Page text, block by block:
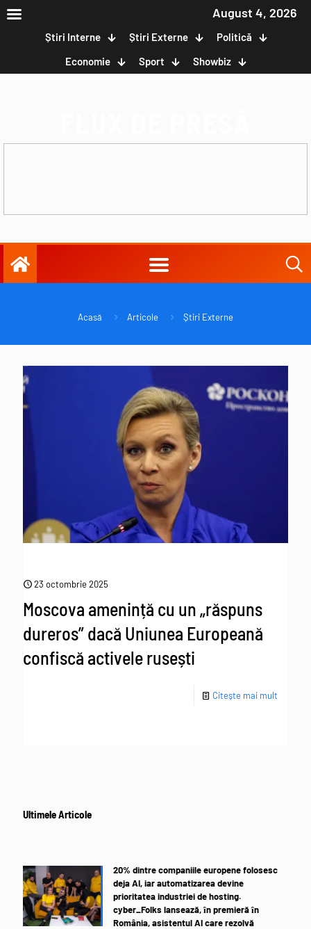
August 4, 2026
Știri Interne Știri Externe
Politică
Economie
Sport Showbiz
Acasă Articole Știri Externe
23 octombrie 2025
Moscova amenință cu un „răspuns
dureros” dacă Uniunea Europeană
confiscă activele rusești
Citește mai mult
Ultimele Articole
20% dintre companiile europene folosesc
deja AI, iar automatizarea devine
prioritatea industriei de hosting.
cyber_Folks lansează, ȋn premieră ȋn
România, asistentul AI care rezolvă